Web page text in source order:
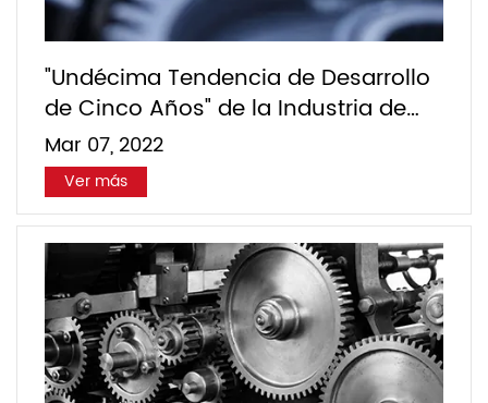
"Undécima Tendencia de Desarrollo
de Cinco Años" de la Industria de
Maquinaria Química
Mar 07, 2022
Ver más